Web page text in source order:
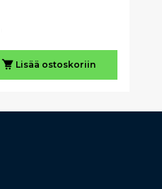
Lisää ostoskoriin